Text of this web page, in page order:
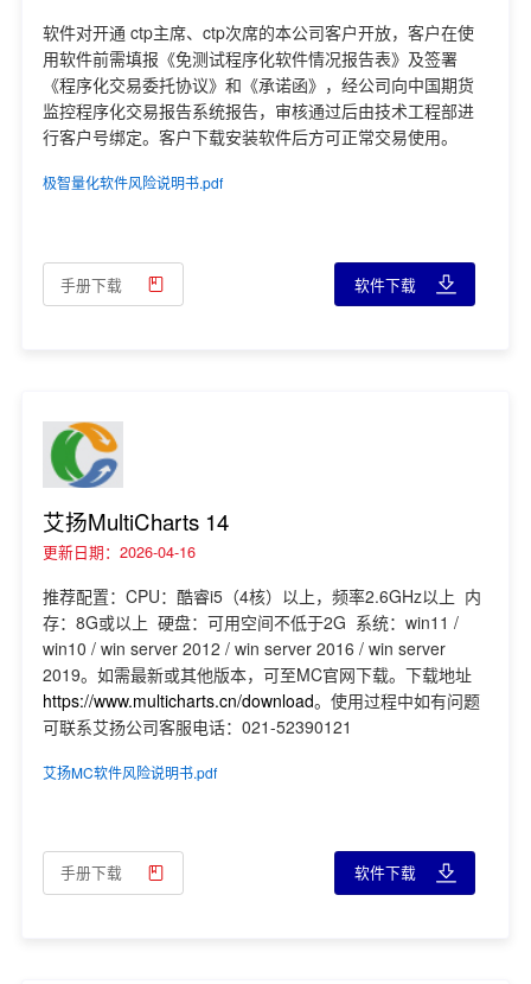
软件对开通 ctp主席、ctp次席的本公司客户开放，客户在使
用软件前需填报《免测试程序化软件情况报告表》及签署
《程序化交易委托协议》和《承诺函》，经公司向中国期货
监控程序化交易报告系统报告，审核通过后由技术工程部进
行客户号绑定。客户下载安装软件后方可正常交易使用。
极智量化软件风险说明书.pdf
手册下载 软件下载
艾扬MultiCharts 14
更新日期：2026-04-16
推荐配置：CPU：酷睿i5（4核）以上，频率2.6GHz以上 内
存：8G或以上 硬盘：可用空间不低于2G 系统：win11 /
win10 / win server 2012 / win server 2016 / win server
2019。如需最新或其他版本，可至MC官网下载。下载地址
https://www.multicharts.cn/download。使用过程中如有问题
可联系艾扬公司客服电话：021-52390121
艾扬MC软件风险说明书.pdf
手册下载 软件下载